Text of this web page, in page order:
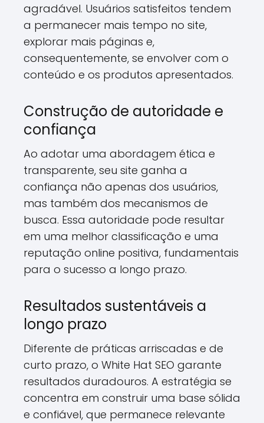
agradável. Usuários satisfeitos tendem
a permanecer mais tempo no site,
explorar mais páginas e,
consequentemente, se envolver com o
conteúdo e os produtos apresentados.
Construção de autoridade e
confiança
Ao adotar uma abordagem ética e
transparente, seu site ganha a
confiança não apenas dos usuários,
mas também dos mecanismos de
busca. Essa autoridade pode resultar
em uma melhor classificação e uma
reputação online positiva, fundamentais
para o sucesso a longo prazo.
Resultados sustentáveis a
longo prazo
Diferente de práticas arriscadas e de
curto prazo, o White Hat SEO garante
resultados duradouros. A estratégia se
concentra em construir uma base sólida
e confiável, que permanece relevante